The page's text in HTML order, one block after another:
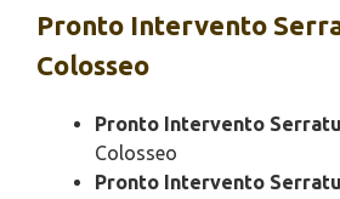
Pronto Intervento
Colosseo
Pronto Intervento
Colosseo
Pronto Intervento